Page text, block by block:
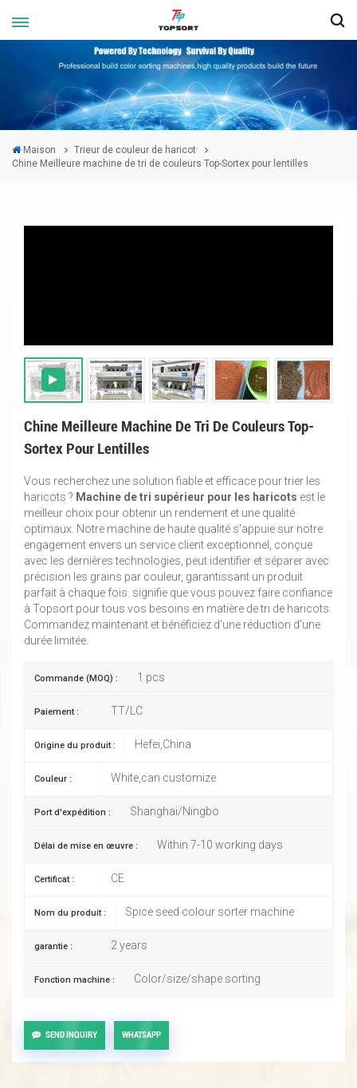
Maison
Trieur de couleur de haricot
Chine Meilleure machine de tri de couleurs Top-Sortex pour lentilles
Chine Meilleure Machine De Tri De Couleurs Top-
Sortex Pour Lentilles
Vous recherchez une solution fiable et efficace pour trier les
haricots ? Machine de tri supérieur pour les haricots est le
meilleur choix pour obtenir un rendement et une qualité
optimaux. Notre machine de haute qualité s'appuie sur notre
engagement envers un service client exceptionnel, conçue
avec les dernières technologies, peut identifier et séparer avec
précision les grains par couleur, garantissant un produit
parfait à chaque fois. signifie que vous pouvez faire confiance
à Topsort pour tous vos besoins en matière de tri de haricots.
Commandez maintenant et bénéficiez d'une réduction d'une
durée limitée.
Commande (MOQ) : 1 pcs
Paiement : TT/LC
Origine du produit : Hefei,China
Couleur : White,can customize
Port d'expédition : Shanghai/Ningbo
Délai de mise en œuvre : Within 7-10 working days
Certificat : CE
Nom du produit : Spice seed colour sorter machine
garantie : 2 years
Fonction machine : Color/size/shape sorting
SEND INQUIRY WHATSAPP